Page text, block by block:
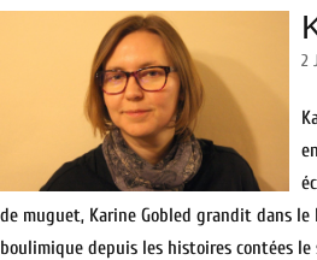
2
de muguet, Karine Gobled grandit dans le
boulimique depuis les histoires contées le